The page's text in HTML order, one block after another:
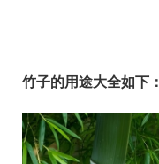
竹子的用途大全如下：